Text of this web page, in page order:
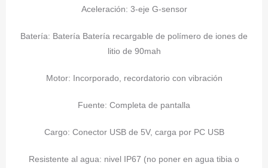
Aceleración: 3-eje G-sensor
Batería: Batería Batería recargable de polímero de iones de
litio de 90mah
Motor: Incorporado, recordatorio con vibración
Fuente: Completa de pantalla
Cargo: Conector USB de 5V, carga por PC USB
Resistente al agua: nivel IP67 (no poner en agua tibia o